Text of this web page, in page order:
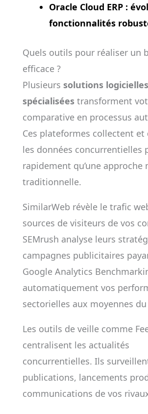
Oracle Cloud ERP :
fonctionnalités
Quels outils pour réaliser un
efficace ?
Plusieurs solutions logicielles
spécialiséestransforment
comparative en processus
Ces plateformes collectent et
les données concurrentielles
rapidement qu’une approche
traditionnelle.
SimilarWeb révèle le trafic
sources de visiteurs de vos
SEMrush analyse leurs
campagnes publicitaires
Google Analytics
automatiquement vos
sectorielles aux moyennes
Les outils de veille comme
centralisent les actualités
concurrentielles. Ils
publications, lancements
communications de vos